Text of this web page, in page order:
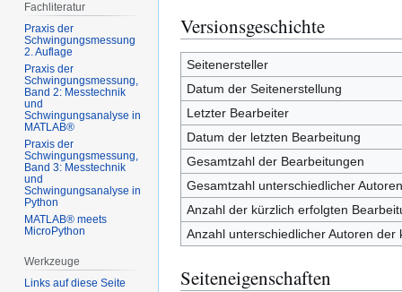
Versionsgeschichte
Seitenersteller
Datum der Seitenerstellung
Letzter Bearbeiter
Datum der letzten Bearbeitung
Gesamtzahl der Bearbeitungen
Gesamtzahl unterschiedlicher Autoren
Anzahl der kürzlich erfolgten
Anzahl unterschiedlicher Autoren
Seiteneigenschaften
Fachliteratur
Praxis der
Schwingungsmessung
2. Auflage
Praxis der
Schwingungsmessung,
Band 2: Messtechnik
und
Schwingungsanalyse in
MATLAB®
Praxis der
Schwingungsmessung,
Band 3: Messtechnik
und
Schwingungsanalyse in
Python
MATLAB® meets
MicroPython
Werkzeuge
Links auf diese Seite